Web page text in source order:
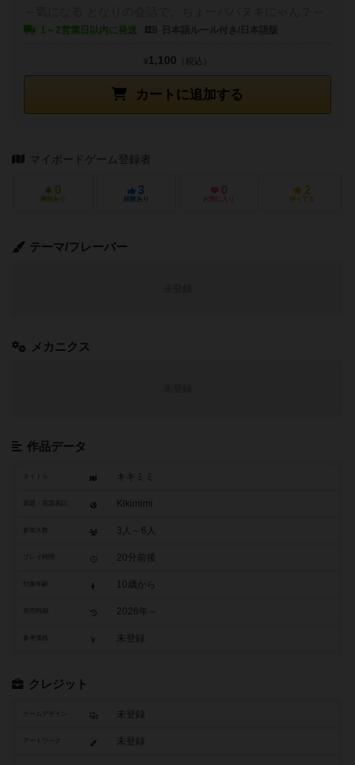
1～2営業日以内に発送
カートに追加する
¥1,100 （税込）
マイボードゲーム登録者
0
興味あり
3
経験あり
0
お気に入り
2
持ってる
テーマ/フレーバー
メカニクス
作品データ
タイトル キキミミ
原題・英題表記 Kikimimi
参加人数 3人～6人
20分前後
対象年齢 10歳から
2026年～
参考価格 未登録
クレジット
ゲームデザイン 未登録
アートワーク 未登録